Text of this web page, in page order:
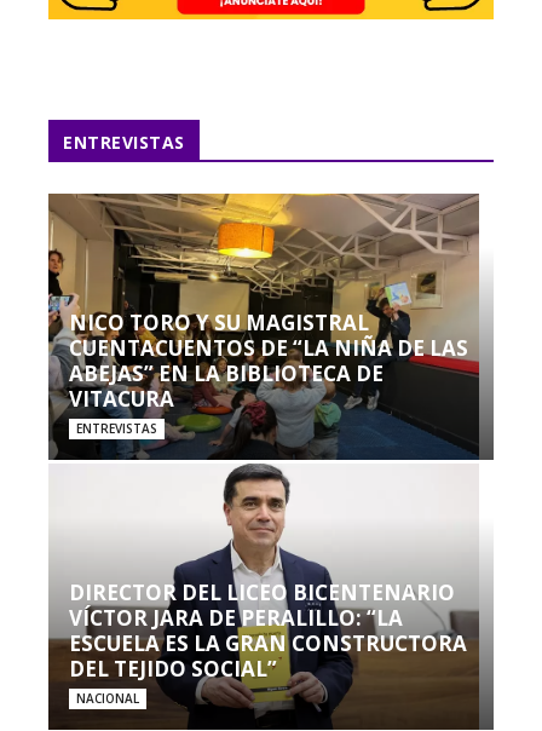
ENTREVISTAS
NICO TORO Y SU MAGISTRAL
CUENTACUENTOS DE “LA NIÑA DE LAS
ABEJAS” EN LA BIBLIOTECA DE
VITACURA
ENTREVISTAS
DIRECTOR DEL LICEO BICENTENARIO
VÍCTOR JARA DE PERALILLO: “LA
ESCUELA ES LA GRAN CONSTRUCTORA
DEL TEJIDO SOCIAL”
NACIONAL